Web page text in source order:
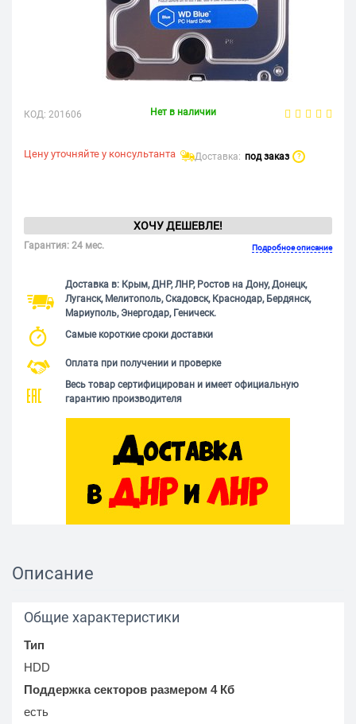
КОД: 201606 Нет в наличии
Цену уточняйте у консультанта Доставка: под заказ ?
ХОЧУ ДЕШЕВЛЕ!
Гарантия: 24 мес. Подробное описание
Доставка в: Крым, ДНР, ЛНР, Ростов на Дону, Донецк,
Луганск, Мелитополь, Скадовск, Краснодар, Бердянск,
Мариуполь, Энергодар, Геническ.
Самые короткие сроки доставки
Оплата при получении и проверке
Весь товар сертифицирован и имеет официальную
гарантию производителя
Описание
Общие характеристики
Тип
HDD
Поддержка секторов размером 4 Кб
есть